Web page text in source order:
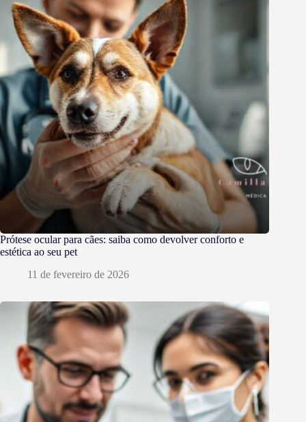
Prótese ocular para cães: saiba como devolver conforto e
estética ao seu pet
11 de fevereiro de 2026